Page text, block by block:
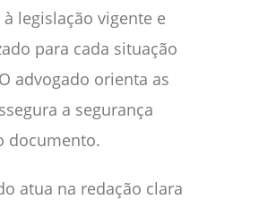
legislação vigente e
para cada situação
advogado orienta as
a segurança
documento.
atua na redação clara